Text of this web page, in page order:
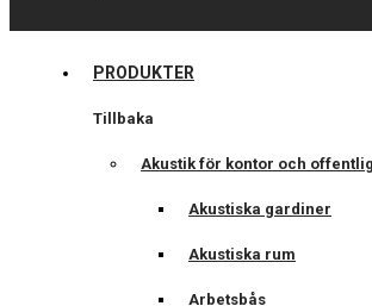
PRODUKTER
Tillbaka
Akustik för kontor och
Akustiska gardiner
Akustiska rum
Arbetsbås